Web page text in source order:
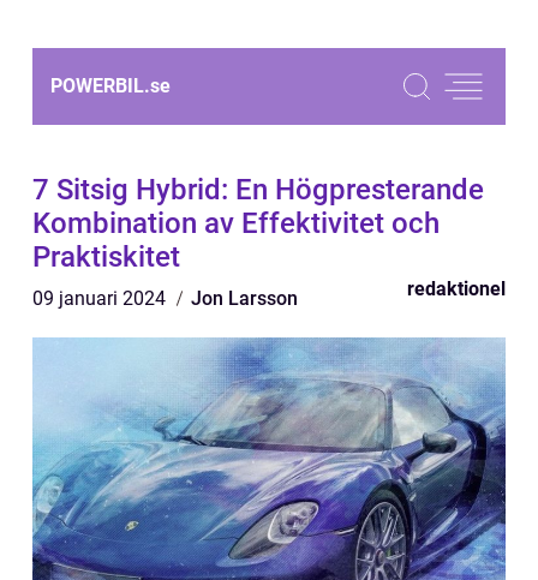
POWERBIL.se
7 Sitsig Hybrid: En Högpresterande
Kombination av Effektivitet och
Praktiskitet
09 januari 2024 Jon Larsson redaktionel